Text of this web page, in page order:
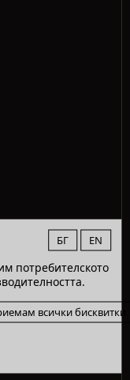
БГ EN
потребителското
всички бисквитки